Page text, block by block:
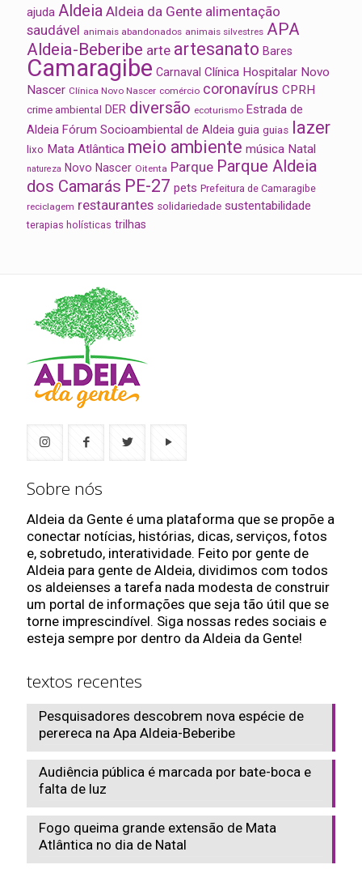
ajuda Aldeia Aldeia da Gente alimentação
saudável animais abandonados animais silvestres APA
Aldeia-Beberibe arte artesanato Bares
Camaragibe Carnaval Clínica Hospitalar Novo
Nascer Clínica Novo Nascer comércio coronavírus CPRH
crime ambiental DER diversão ecoturismo Estrada de
Aldeia Fórum Socioambiental de Aldeia guia guias lazer
lixo Mata Atlântica meio ambiente música Natal
natureza Novo Nascer Oitenta Parque Parque Aldeia
dos Camarás PE-27 pets Prefeitura de Camaragibe
reciclagem restaurantes solidariedade sustentabilidade
terapias holísticas trilhas
Sobre nós
Aldeia da Gente é uma plataforma que se propõe a
conectar notícias, histórias, dicas, serviços, fotos
e, sobretudo, interatividade. Feito por gente de
Aldeia para gente de Aldeia, dividimos com todos
os aldeienses a tarefa nada modesta de construir
um portal de informações que seja tão útil que se
torne imprescindível. Siga nossas redes sociais e
esteja sempre por dentro da Aldeia da Gente!
textos recentes
Pesquisadores descobrem nova espécie de
perereca na Apa Aldeia-Beberibe
Audiência pública é marcada por bate-boca e
falta de luz
Fogo queima grande extensão de Mata
Atlântica no dia de Natal